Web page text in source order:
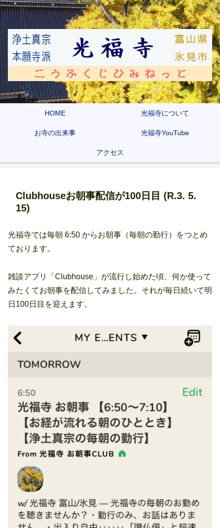
HOME 光福寺について
お寺の出来事 光福寺YouTube
アクセス
Clubhouseお朝事配信が100日目 (R.3. 5.
15)
光福寺では毎朝 6:50 からお朝事（毎朝の勤行）をつとめ
ております。
雑談アプリ「Clubhouse」が流行し始めた頃、何か使って
みたくてお朝事を配信してみました。それが毎日続いて明
日100日目を迎えます。